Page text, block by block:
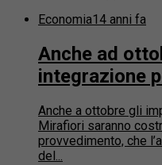
Economia14 anni fa
Anche ad
integrazione
Anche a ottobre gli
Mirafiori saranno
provvedimento, che
del...